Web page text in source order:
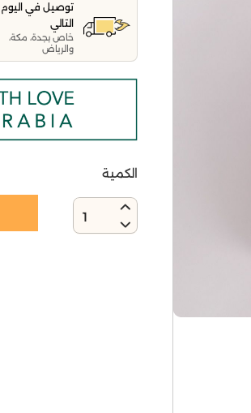
توصيل في اليوم
التالي
خاص بجدة، مكة،
والرياض
الكمية
1